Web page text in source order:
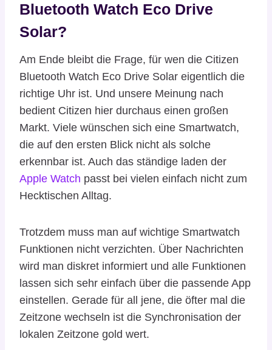
Bluetooth Watch Eco Drive
Solar?
Am Ende bleibt die Frage, für wen die Citizen
Bluetooth Watch Eco Drive Solar eigentlich die
richtige Uhr ist. Und unsere Meinung nach
bedient Citizen hier durchaus einen großen
Markt. Viele wünschen sich eine Smartwatch,
die auf den ersten Blick nicht als solche
erkennbar ist. Auch das ständige laden der
Apple Watch passt bei vielen einfach nicht zum
Hecktischen Alltag.
Trotzdem muss man auf wichtige Smartwatch
Funktionen nicht verzichten. Über Nachrichten
wird man diskret informiert und alle Funktionen
lassen sich sehr einfach über die passende App
einstellen. Gerade für all jene, die öfter mal die
Zeitzone wechseln ist die Synchronisation der
lokalen Zeitzone gold wert.